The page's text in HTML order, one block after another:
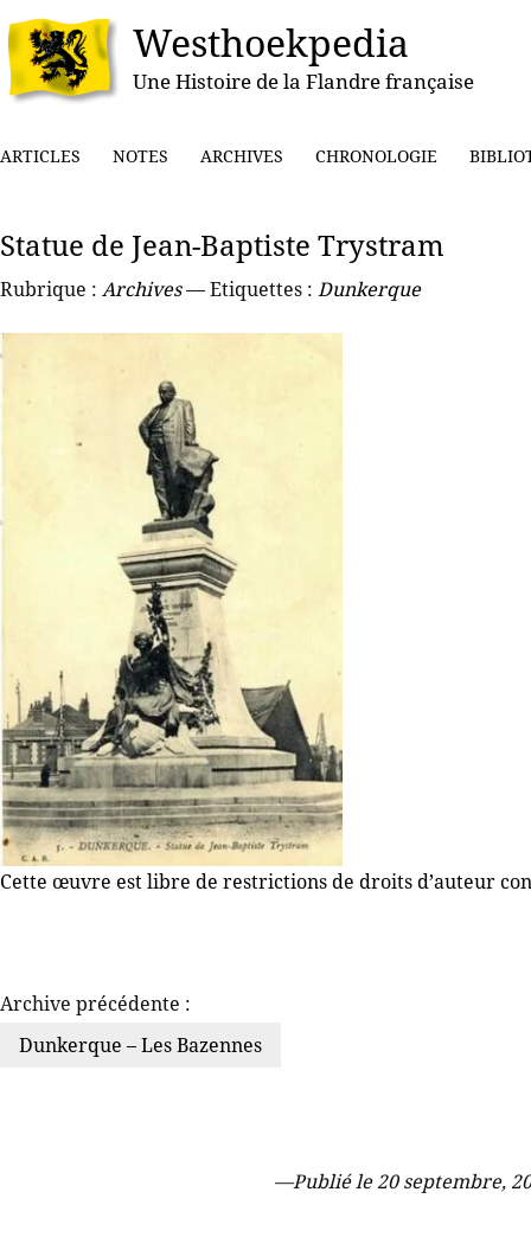
Westhoekpedia
Une Histoire de la Flandre française
ARTICLES NOTES ARCHIVES CHRONOLOGIE
Statue de Jean-Baptiste Trystram
Rubrique : Archives— Etiquettes : Dunkerque
Cette œuvre est libre de restrictions de droits d’auteur
Archive précédente :
Dunkerque – Les Bazennes
—Publié le 20 septembre,